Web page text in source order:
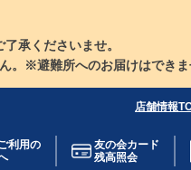
承くださいませ。
。※避難所へのお届けはできま
店舗情報
利用の
友の会カード
残高照会